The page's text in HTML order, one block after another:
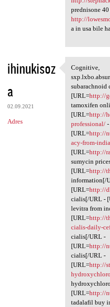
prednisone 40
http://
a in usa bile
ihinukisoz
a
02.09.2021
Adres
Cognitive,
Cognitive,
subarachnoid
[URL=http://
tamoxifen
[URL=http://
professional/-
[URL=http://
acy-from-
[URL=http://
sumycin
[URL=http://
information[/
[URL=http://
cialis[/URL -
levitra from
[URL=http://
cialis-daily-
cialis[/URL -
[URL=http://
cialis[/URL -
[URL=http://
[URL=http://
tadalafil buy